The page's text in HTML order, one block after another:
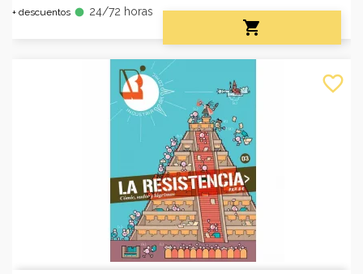
+ descuentos fiber_manual_record 24/72 horas

favorite_border